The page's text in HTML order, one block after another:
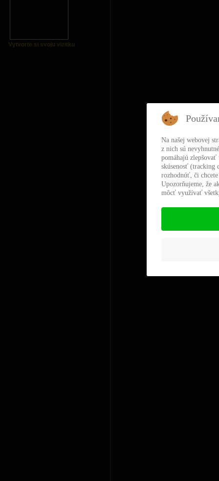
Vytvorte si svoju vizitku
Na našej webovej
z nich sú
pomáhajú
skúsenosť (tracking
rozhodnúť, či
Upozorňujeme, že
môcť využívať